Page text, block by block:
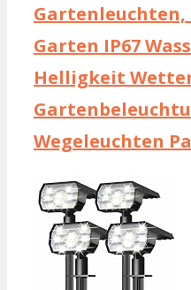
Gartenleuchten,
Garten IP67
Helligkeit
Wegeleuchten